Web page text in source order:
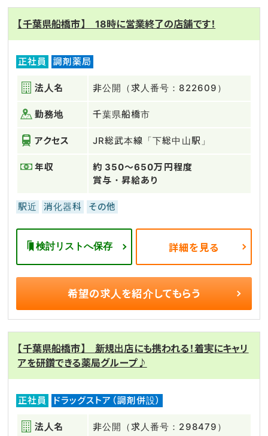
【千葉県船橋市】 18時に営業終了の店舗です！
正社員 調剤薬局
法人名 非公開（求人番号：822609）
勤務地 千葉県船橋市
アクセス JR総武本線「下総中山駅」
年収
約 350～650万円程度
賞与・昇給あり
駅近 消化器科 その他
検討リストへ保存 詳細を見る
希望の求人を紹介してもらう
【千葉県船橋市】 新規出店にも携われる！着実にキャリ
アを研鑽できる薬局グループ♪
正社員 ドラッグストア（調剤併設）
法人名 非公開（求人番号：298479）